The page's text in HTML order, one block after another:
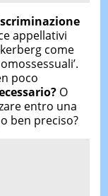
appellativi
come
poco
O
entro una
ben preciso?